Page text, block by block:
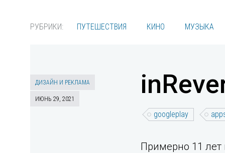
РУБРИКИ: ПУТЕШЕСТВИЯ КИНО МУЗЫКА
ДИЗАЙН И РЕКЛАМА
ИЮНЬ 29, 2021
googleplay
Примерно 11